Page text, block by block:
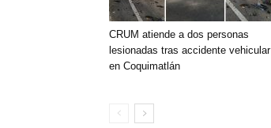
CRUM atiende a dos personas
lesionadas tras accidente vehicular
en Coquimatlán